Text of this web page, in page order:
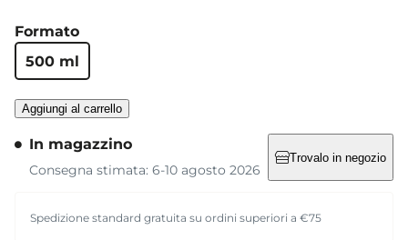
Formato
500 ml
Aggiungi al carrello
In magazzino
Consegna stimata: 6-10 agosto 2026
Trovalo in negozio
Spedizione standard gratuita su ordini superiori a €75